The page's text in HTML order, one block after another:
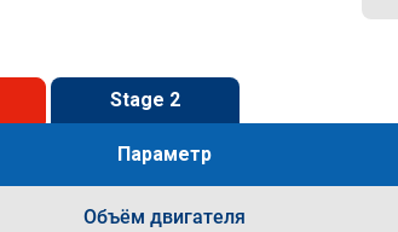
Stage 2
Параметр
Объём двигателя